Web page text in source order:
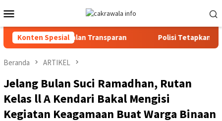
ke
kontenMobile
Konten SpesialPolisi Tetapkan 3 Orang Tersangka Baru
Beranda ARTIKEL
Jelang Bulan Suci Ramadhan, Rutan
Kelas ll A Kendari Bakal Mengisi
Kegiatan Keagamaan Buat Warga Binaan